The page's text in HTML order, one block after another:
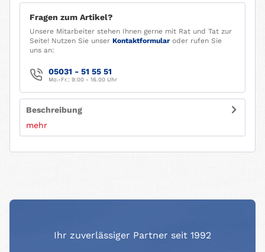
Fragen zum Artikel?
Unsere Mitarbeiter stehen Ihnen gerne mit Rat und Tat zur
Seite! Nutzen Sie unser Kontaktformular oder rufen Sie
uns an:
05031 - 51 55 51
Mo.-Fr.: 9:00 - 16.00 Uhr
Beschreibung
mehr
Ihr zuverlässiger Partner seit 1992